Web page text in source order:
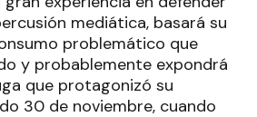
mediática, basará su
problemático que
y probablemente expondrá
que protagonizó su
30 de noviembre, cuando